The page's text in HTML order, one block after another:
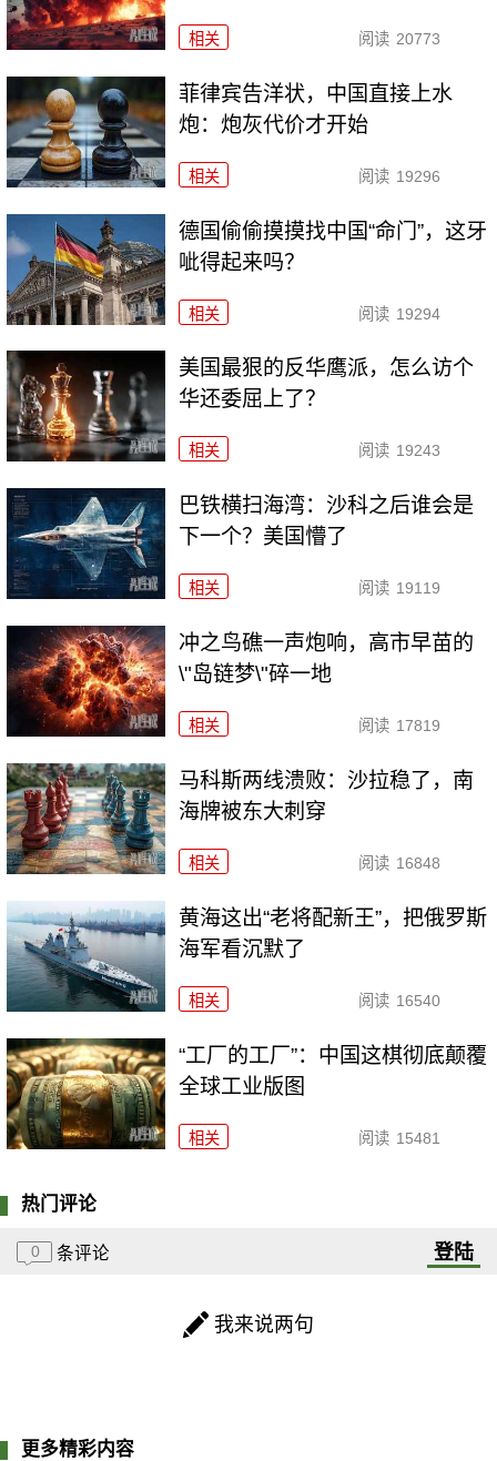
相关 阅读 20773
菲律宾告洋状，中国直接上水
炮：炮灰代价才开始
相关 阅读 19296
德国偷偷摸摸找中国“命门”，这牙
呲得起来吗？
相关 阅读 19294
美国最狠的反华鹰派，怎么访个
华还委屈上了？
相关 阅读 19243
巴铁横扫海湾：沙科之后谁会是
下一个？美国懵了
相关 阅读 19119
冲之鸟礁一声炮响，高市早苗的
\"岛链梦\"碎一地
相关 阅读 17819
马科斯两线溃败：沙拉稳了，南
海牌被东大刺穿
相关 阅读 16848
黄海这出“老将配新王”，把俄罗斯
海军看沉默了
相关 阅读 16540
“工厂的工厂”：中国这棋彻底颠覆
全球工业版图
相关 阅读 15481
热门评论
0 条评论 登陆
我来说两句
更多精彩内容